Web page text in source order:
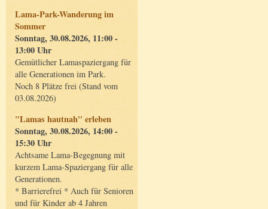
Lama-Park-Wanderung im
Sommer
Sonntag, 30.08.2026, 11:00 -
13:00 Uhr
Gemütlicher Lamaspaziergang für
alle Generationen im Park.
Noch 8 Plätze frei (Stand vom
03.08.2026)
"Lamas hautnah" erleben
Sonntag, 30.08.2026, 14:00 -
15:30 Uhr
Achtsame Lama-Begegnung mit
kurzem Lama-Spaziergang für alle
Generationen.
* Barrierefrei * Auch für Senioren
und für Kinder ab 4 Jahren